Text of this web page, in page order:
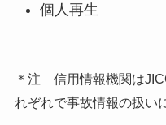
個人再生
＊注 信用情報機関は
れぞれで事故情報の扱い